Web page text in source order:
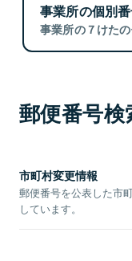
事業所の個別
事業所の７けた
郵便番号
市町村変更情報
郵便番号を公表した市
しています。